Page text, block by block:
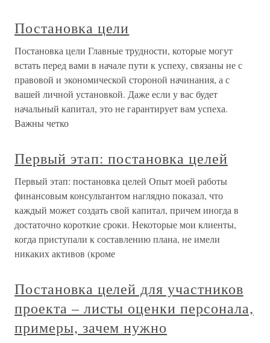
Постановка цели
Постановка цели Главные трудности, которые могут
встать перед вами в начале пути к успеху, связаны не с
правовой и экономической стороной начинания, а с
вашей личной установкой. Даже если у вас будет
начальный капитал, это не гарантирует вам успеха.
Важны четко
Первый этап: постановка целей
Первый этап: постановка целей Опыт моей работы
финансовым консультантом наглядно показал, что
каждый может создать свой капитал, причем иногда в
достаточно короткие сроки. Некоторые мои клиенты,
когда приступали к составлению плана, не имели
никаких активов (кроме
Постановка целей для участников
проекта – листы оценки персонала,
примеры, зачем нужно